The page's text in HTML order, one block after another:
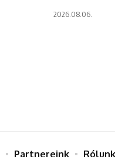
2026.08.06.
Partnereink Rólunk